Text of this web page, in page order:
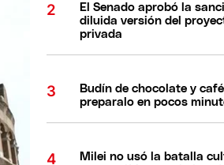
El Senado aprobó la
diluida versión del
privada
Budín de chocolate y
preparalo en pocos
Milei no usó la batalla